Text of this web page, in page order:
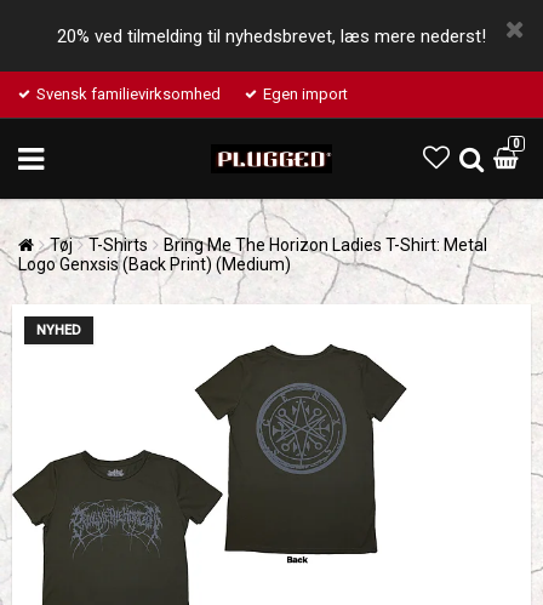
20% ved tilmelding til nyhedsbrevet, læs mere nederst!
Svensk familievirksomhed Egen import
0
Tøj T-Shirts
Bring Me The Horizon Ladies T-Shirt: Metal
Logo Genxsis (Back Print) (Medium)
NYHED